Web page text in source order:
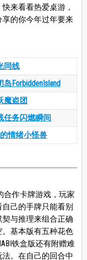
来看看热爱桌游，
的你今年过年要来
同线
岛ForbiddenIsland
魔盗团
任务闪燃瞬间
情绪小怪兽
合作卡牌游戏，玩家
己的手牌只能看别
与推理来组合正确
基本版有五种花色
铁盒版还有附赠难
。在自己的回合中